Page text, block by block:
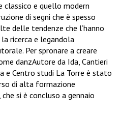
e quello modern
di segni che è spesso
delle tendenze che l’hanno
ricerca e legandola
Per spronare a creare
danzAutore da Ida, Cantieri
e Centro studi La Torre è stato
di alta formazione
si è concluso a gennaio